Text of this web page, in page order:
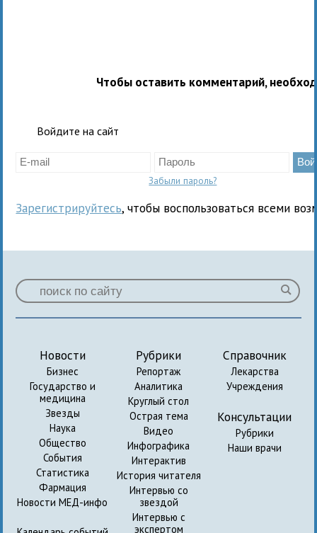
Чтобы оставить комментарий,
Войдите на сайт
Забыли пароль?
Зарегистрируйтесь, чтобы воспользоваться всеми
Новости
Бизнес
Государство и
медицина
Звезды
Наука
Общество
События
Статистика
Фармация
Новости МЕД-инфо
Рубрики
Репортаж
Аналитика
Круглый стол
Острая тема
Видео
Инфографика
Интерактив
История читателя
Интервью со
звездой
Интервью с
экспертом
Справочник
Лекарства
Учреждения
Консультации
Рубрики
Наши врачи